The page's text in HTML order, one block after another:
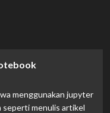
menggunakan jupyter
seperti menulis artikel